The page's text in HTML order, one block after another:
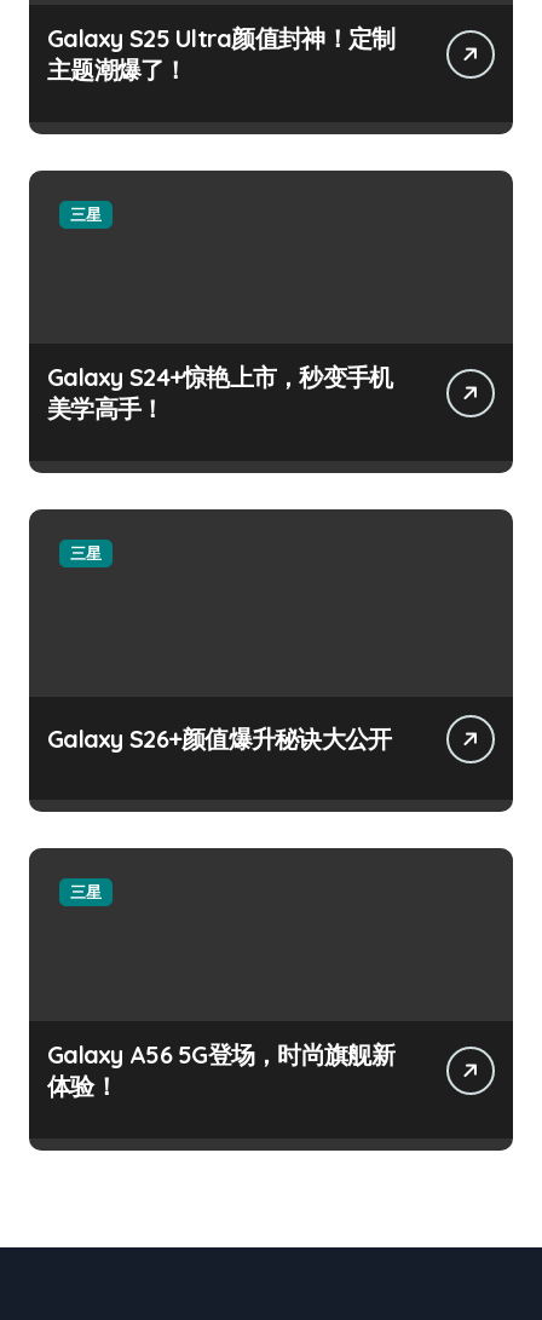
Galaxy S25 Ultra颜值封神！定制
主题潮爆了！
三星
Galaxy S24+惊艳上市，秒变手机
美学高手！
三星
Galaxy S26+颜值爆升秘诀大公开
三星
Galaxy A56 5G登场，时尚旗舰新
体验！